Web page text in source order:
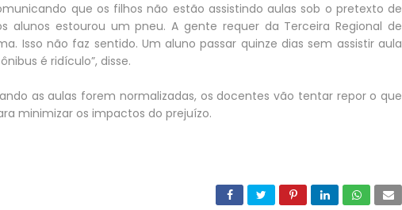
que os filhos não estão assistindo aulas sob o pretexto de
alunos estourou um pneu. A gente requer da Terceira Regional de
Isso não faz sentido. Um aluno passar quinze dias sem assistir aula
é ridículo”, disse.
as aulas forem normalizadas, os docentes vão tentar repor o que
minimizar os impactos do prejuízo.